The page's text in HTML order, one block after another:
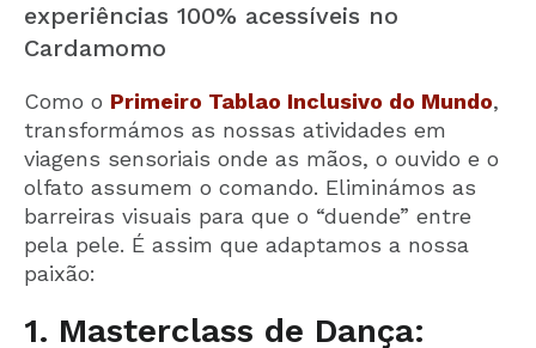
experiências 100% acessíveis no
Cardamomo
Como o Primeiro Tablao Inclusivo do Mundo,
transformámos as nossas atividades em
viagens sensoriais onde as mãos, o ouvido e o
olfato assumem o comando. Eliminámos as
barreiras visuais para que o “duende” entre
pela pele. É assim que adaptamos a nossa
paixão:
1. Masterclass de Dança: